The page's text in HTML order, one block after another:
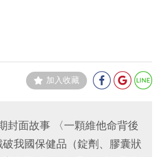
加入收藏
封面故事 〈一顆維他命背後
我國保健品（錠劑、膠囊狀